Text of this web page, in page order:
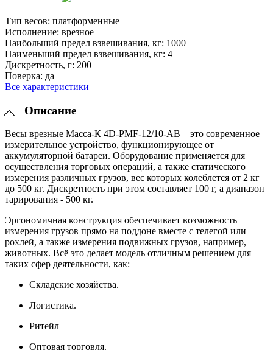
Тип весов: платформенные
Исполнение: врезное
Наибольший предел взвешивания, кг: 1000
Наименьший предел взвешивания, кг: 4
Дискретность, г: 200
Поверка: да
Все характеристики
Описание
Весы врезные Масса-К 4D-PMF-12/10-AB – это современное
измерительное устройство, функционирующее от
аккумуляторной батареи. Оборудование применяется для
осуществления торговых операций, а также статического
измерения различных грузов, вес которых колеблется от 2 кг
до 500 кг. Дискретность при этом составляет 100 г, а диапазон
тарирования - 500 кг.
Эргономичная конструкция обеспечивает возможность
измерения грузов прямо на поддоне вместе с телегой или
рохлей, а также измерения подвижных грузов, например,
животных. Всё это делает модель отличным решением для
таких сфер деятельности, как:
Складские хозяйства.
Логистика.
Ритейл
Оптовая торговля.